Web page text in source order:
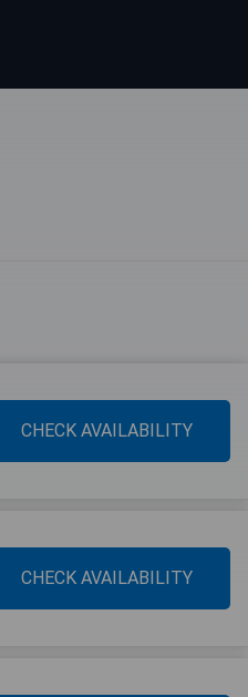
CHECK AVAILABILITY
CHECK AVAILABILITY